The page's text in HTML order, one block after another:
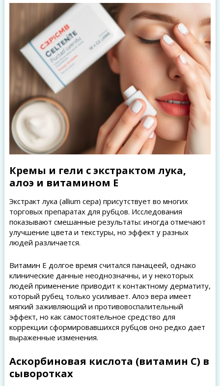
Кремы и гели с экстрактом лука,
алоэ и витамином Е
Экстракт лука (allium cepa) присутствует во многих
торговых препаратах для рубцов. Исследования
показывают смешанные результаты: иногда отмечают
улучшение цвета и текстуры, но эффект у разных
людей различается.
Витамин Е долгое время считался панацеей, однако
клинические данные неоднозначны, и у некоторых
людей применение приводит к контактному дерматиту,
который рубец только усиливает. Алоэ вера имеет
мягкий заживляющий и противовоспалительный
эффект, но как самостоятельное средство для
коррекции сформировавшихся рубцов оно редко дает
выраженные изменения.
Аскорбиновая кислота (витамин C) в
сыворотках